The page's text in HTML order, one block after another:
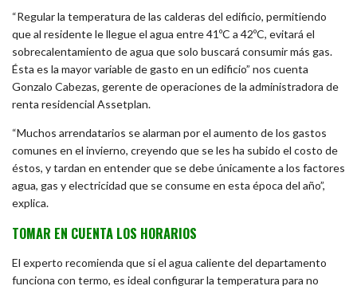
“Regular la temperatura de las calderas del edificio, permitiendo
que al residente le llegue el agua entre 41ºC a 42ºC, evitará el
sobrecalentamiento de agua que solo buscará consumir más gas.
Ésta es la mayor variable de gasto en un edificio” nos cuenta
Gonzalo Cabezas, gerente de operaciones de la administradora de
renta residencial Assetplan.
“Muchos arrendatarios se alarman por el aumento de los gastos
comunes en el invierno, creyendo que se les ha subido el costo de
éstos, y tardan en entender que se debe únicamente a los factores
agua, gas y electricidad que se consume en esta época del año”,
explica.
TOMAR EN CUENTA LOS HORARIOS
El experto recomienda que si el agua caliente del departamento
funciona con termo, es ideal configurar la temperatura para no